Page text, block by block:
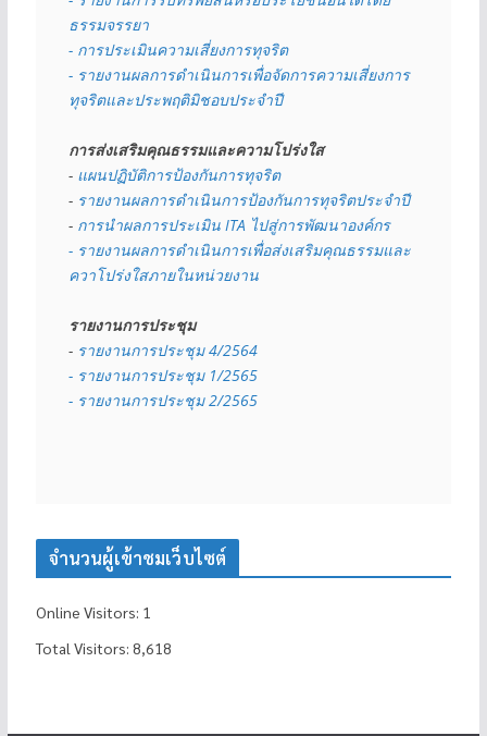
ธรรมจรรยา
- การประเมินความเสี่ยงการทุจริต
- รายงานผลการดำเนินการเพื่อจัดการความเสี่ยงการ
ทุจริตและประพฤติมิชอบประจำปี
การส่งเสริมคุณธรรมและความโปร่งใส
- แผนปฏิบัติการป้องกันการทุจริต
- รายงานผลการดำเนินการป้องกันการทุจริตประจำปี
- การนำผลการประเมิน ITA ไปสู่การพัฒนาองค์กร
- รายงานผลการดำเนินการเพื่อส่งเสริมคุณธรรมและ
ควาโปร่งใสภายในหน่วยงาน
รายงานการประชุม
- รายงานการประชุม 4/2564
- รายงานการประชุม 1/2565
- รายงานการประชุม 2/2565
จำนวนผู้เข้าชมเว็บไซต์
Online Visitors: 1
Total Visitors: 8,618